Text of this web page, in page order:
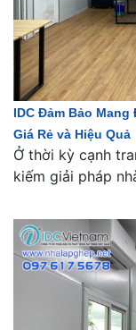
IDC Đảm Bảo
Giá Rẻ và Hiệu Quả
Ở thời kỳ cạnh
kiếm giải pháp